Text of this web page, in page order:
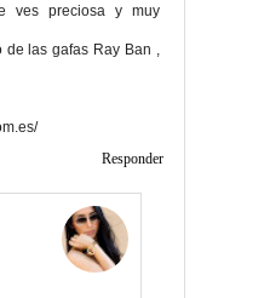
ves preciosa y muy
las gafas Ray Ban ,
Responder